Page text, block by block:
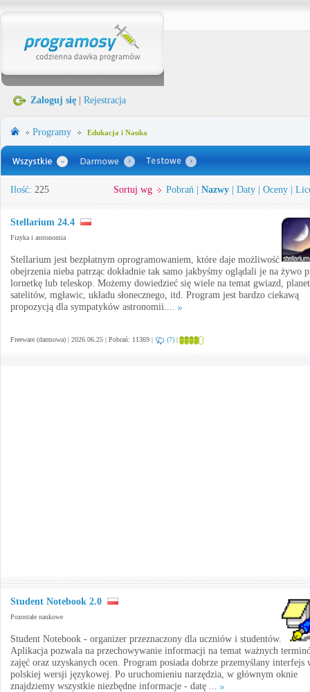
Zaloguj się Rejestracja
Programy Edukacja i Nauka
Ilość: 225 Sortuj wg Pobrań Nazwy Daty Oceny
Stellarium 24.4
Fizyka i astronomia
Stellarium jest bezpłatnym oprogramowaniem, które daje możliwość
obejrzenia nieba patrząc dokładnie tak samo jakbyśmy oglądali je na żywo
lornetkę lub teleskop. Możemy dowiedzieć się wiele na temat gwiazd,
satelitów, mgławic, układu słonecznego, itd. Program jest bardzo ciekawą
propozycją dla sympatyków astronomii....
Freeware (darmowa) | 2026.06.25 | Pobrań: 11369 | (7) |
Student Notebook 2.0
Pozostałe naukowe
Student Notebook - organizer przeznaczony dla uczniów i studentów.
Aplikacja pozwala na przechowywanie informacji na temat ważnych
zajęć oraz uzyskanych ocen. Program posiada dobrze przemyślany interfejs
polskiej wersji językowej. Po uruchomieniu narzędzia, w głównym oknie
znajdziemy wszystkie niezbędne informacje - datę ...